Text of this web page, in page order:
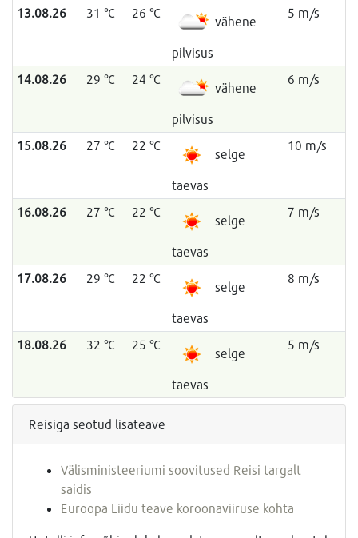
13.08.26 31 °C 26 °C
vähene
pilvisus
5 m/s
14.08.26 29 °C 24 °C
vähene
pilvisus
6 m/s
15.08.26 27 °C 22 °C
selge
taevas
10 m/s
16.08.26 27 °C 22 °C
selge
taevas
7 m/s
17.08.26 29 °C 22 °C
selge
taevas
8 m/s
18.08.26 32 °C 25 °C
selge
taevas
5 m/s
Reisiga seotud lisateave
Välisministeeriumi soovitused Reisi targalt
saidis
Euroopa Liidu teave koroonaviiruse kohta